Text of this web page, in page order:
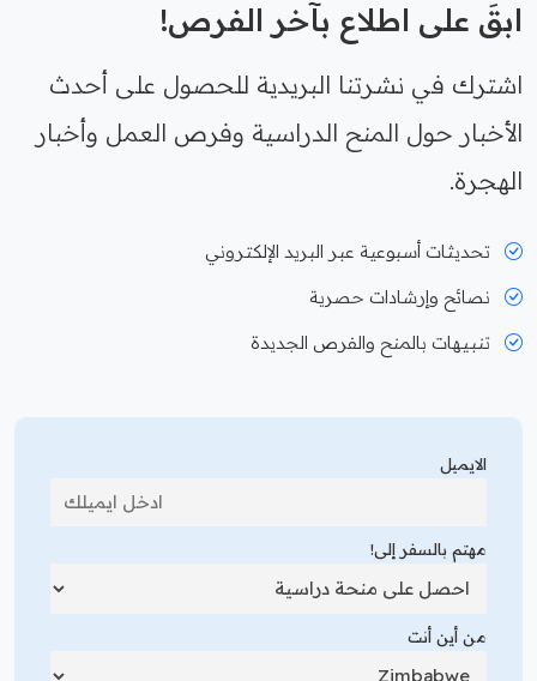
ابقَ على اطلاع بآخر الفرص!
اشترك في نشرتنا البريدية للحصول على أحدث
الأخبار حول المنح الدراسية وفرص العمل وأخبار
الهجرة.
تحديثات أسبوعية عبر البريد الإلكتروني
نصائح وإرشادات حصرية
تنبيهات بالمنح والفرص الجديدة
الايميل
مهتم بالسفر إلى!
من أين أنت